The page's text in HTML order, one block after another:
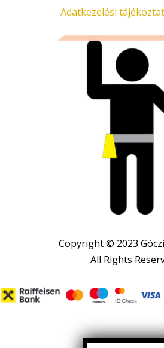
Adatkezelési
Copyright © 2023
All Rights